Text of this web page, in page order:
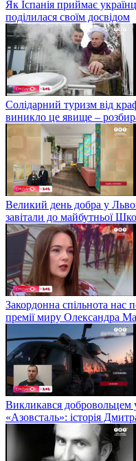
Як Іспанія приймає
поділилася своїм досвідом
Солідарний туризм від
виникло це явище –
Великий день добра у
завітали до майбутньої
Закордонна спільнота нас
премії миру Олександра
Викликався добровольцем
«Азовсталь»: історія